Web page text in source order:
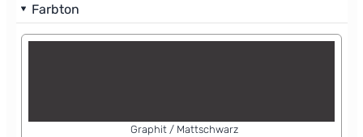
Farbton
Graphit / Mattschwarz